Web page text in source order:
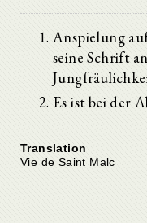
Anspielung
seine Schrift
Es ist bei der
Translation
Vie de Saint Malc